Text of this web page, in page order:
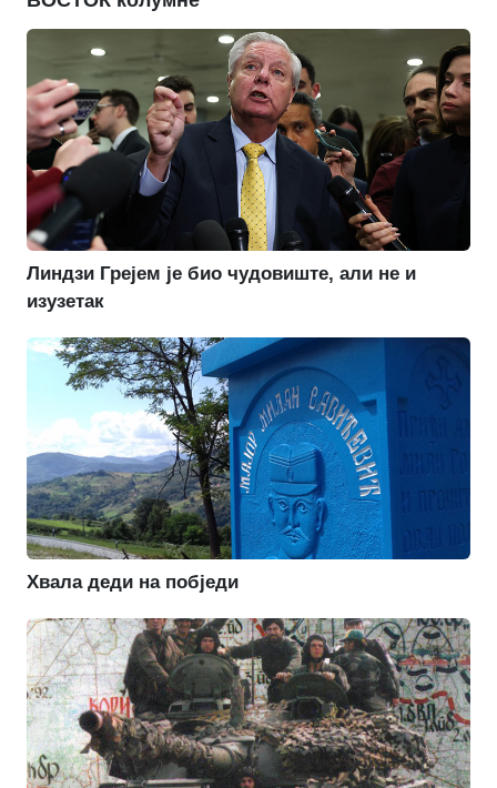
Линдзи Грејем је био чудовиште, али не и
изузетак
Хвала деди на побједи